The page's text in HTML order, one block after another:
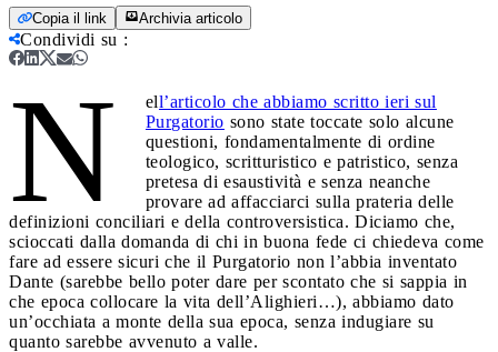
Copia il link Archivia articolo
Condividi su :
N ell’articolo che abbiamo scritto ieri sul
Purgatorio sono state toccate solo alcune
questioni, fondamentalmente di ordine
teologico, scritturistico e patristico, senza
pretesa di esaustività e senza neanche
provare ad affacciarci sulla prateria delle
definizioni conciliari e della controversistica. Diciamo che,
scioccati dalla domanda di chi in buona fede ci chiedeva come
fare ad essere sicuri che il Purgatorio non l’abbia inventato
Dante (sarebbe bello poter dare per scontato che si sappia in
che epoca collocare la vita dell’Alighieri…), abbiamo dato
un’occhiata a monte della sua epoca, senza indugiare su
quanto sarebbe avvenuto a valle.